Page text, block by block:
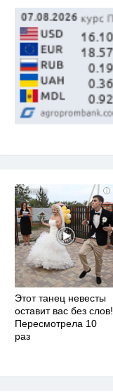
i
Этот танец невесты
оставит вас без слов!
Пересмотрела 10
раз